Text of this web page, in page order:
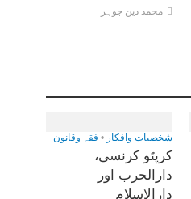
محمد دین جوہر
شخصیات وافکار • فقہ وقانون
کرپٹو کرنسی،
دارالحرب اور
دارالاسلام